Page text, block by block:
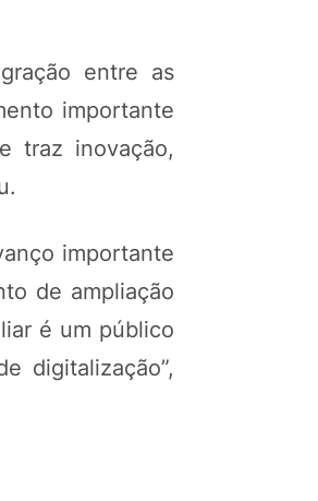
entre as
importante
traz inovação,
importante
de ampliação
é um público
digitalização”,